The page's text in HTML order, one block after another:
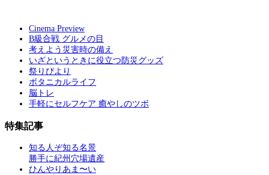
Cinema Preview
B級合戦 グルメの目
考えよう災害時の備え
いざというときに役立つ防災グッズ
祭りびより
ボタニカルライフ
脳トレ
手軽にセルフケア 癒やしのツボ
特集記事
知る人ぞ知る名景
勝手に紀州穴場遺産
ひんやりあま〜い